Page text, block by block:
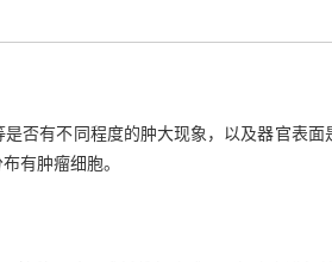
否有不同程度的肿大现象，以及器官表面
有肿瘤细胞。